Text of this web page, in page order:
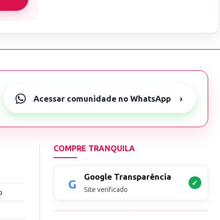
Acessar comunidade no WhatsApp ›
COMPRE TRANQUILA
Google Transparência
Site verificado
✓